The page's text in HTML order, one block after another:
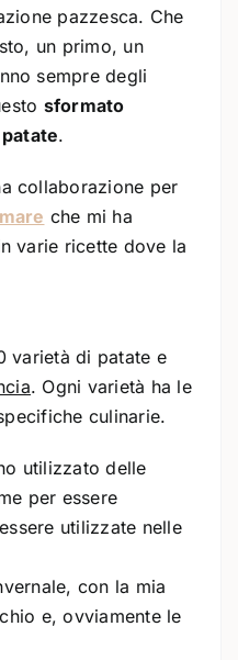
pazzesca. Che
un primo, un
sempre degli
sformato
.
collaborazione per
che mi ha
varie ricette dove la
varietà di patate e
. Ogni varietà ha le
culinarie.
utilizzato delle
per essere
utilizzate nelle
con la mia
e, ovviamente le